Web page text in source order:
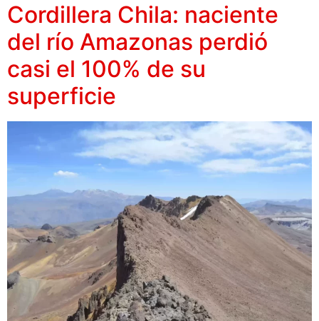
Cordillera Chila: naciente
del río Amazonas perdió
casi el 100% de su
superficie